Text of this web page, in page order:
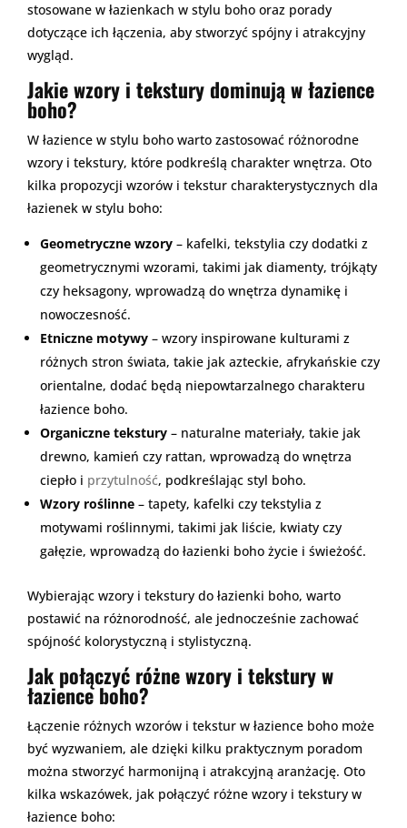
stosowane w łazienkach w stylu boho oraz porady
dotyczące ich łączenia, aby stworzyć spójny i atrakcyjny
wygląd.
Jakie wzory i tekstury dominują w łazience
boho?
W łazience w stylu boho warto zastosować różnorodne
wzory i tekstury, które podkreślą charakter wnętrza. Oto
kilka propozycji wzorów i tekstur charakterystycznych dla
łazienek w stylu boho:
Geometryczne wzory – kafelki, tekstylia czy dodatki z
geometrycznymi wzorami, takimi jak diamenty, trójkąty
czy heksagony, wprowadzą do wnętrza dynamikę i
nowoczesność.
Etniczne motywy – wzory inspirowane kulturami z
różnych stron świata, takie jak azteckie, afrykańskie czy
orientalne, dodać będą niepowtarzalnego charakteru
łazience boho.
Organiczne tekstury – naturalne materiały, takie jak
drewno, kamień czy rattan, wprowadzą do wnętrza
ciepło i przytulność, podkreślając styl boho.
Wzory roślinne – tapety, kafelki czy tekstylia z
motywami roślinnymi, takimi jak liście, kwiaty czy
gałęzie, wprowadzą do łazienki boho życie i świeżość.
Wybierając wzory i tekstury do łazienki boho, warto
postawić na różnorodność, ale jednocześnie zachować
spójność kolorystyczną i stylistyczną.
Jak połączyć różne wzory i tekstury w
łazience boho?
Łączenie różnych wzorów i tekstur w łazience boho może
być wyzwaniem, ale dzięki kilku praktycznym poradom
można stworzyć harmonijną i atrakcyjną aranżację. Oto
kilka wskazówek, jak połączyć różne wzory i tekstury w
łazience boho: